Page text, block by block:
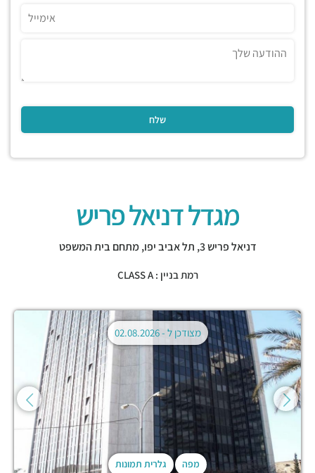
מגדל דניאל פריש
דניאל פריש 3, תל אביב יפו,מתחם בית המשפט
רמת בניין : CLASS A
מפה גלרית תמונות
מצודכן ל -02.08.2026